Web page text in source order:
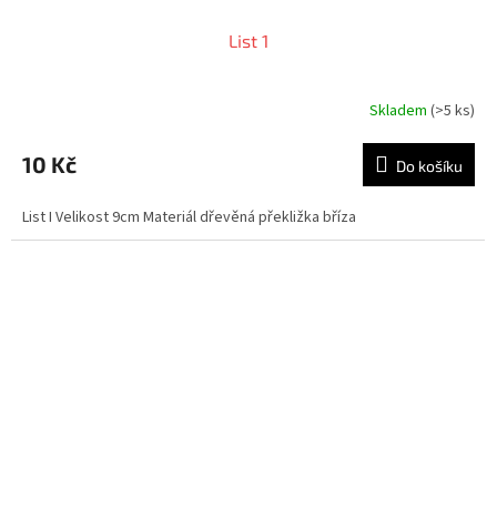
List 1
Skladem (>5 ks)
10 Kč Do košíku
List I Velikost 9cm Materiál dřevěná překližka bříza